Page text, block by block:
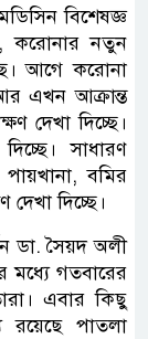
বিশেষজ্ঞ
করোনার নতুন
আগে করোনা
এখন আক্রান্ত
দেখা দিচ্ছে।
সাধারণ
বমির
দিচ্ছে।
ডা. সৈয়দ অলী
মধ্যে গতবারের
এবার কিছু
রয়েছে পাতলা